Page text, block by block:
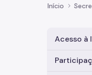
Início
Acesso à